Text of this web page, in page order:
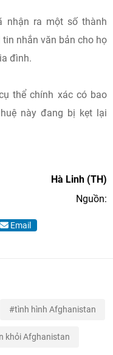
nhận ra một số thành
nhắn văn bản cho họ
đình.
thể chính xác có bao
này đang bị kẹt lại
Hà Linh (TH)
Nguồn:
Email
tình hình Afghanistan
khỏi Afghanistan